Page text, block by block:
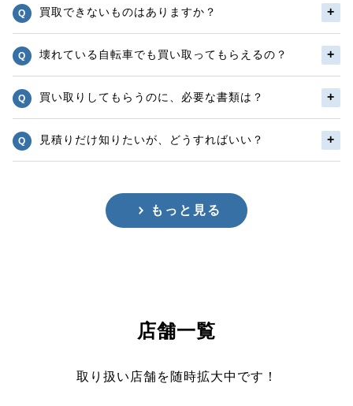
買取できないものはありますか？
壊れている自転車でも買い取ってもらえるの？
買い取りしてもらうのに、必要な書類は？
見積りだけ知りたいが、どうすればいい？
もっと見る
店舗一覧
取り扱い店舗を随時拡大中です！